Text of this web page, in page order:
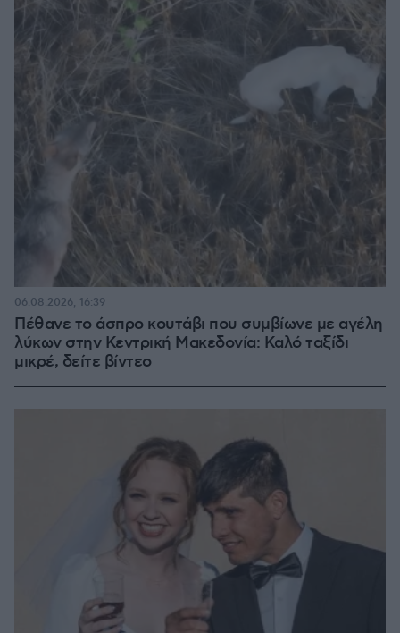
Πέθανε το άσπρο κουτάβι που συμβίωνε με αγέλη
λύκων στην Κεντρική Μακεδονία: Καλό ταξίδι
μικρέ, δείτε βίντεο
06.08.2026, 16:39